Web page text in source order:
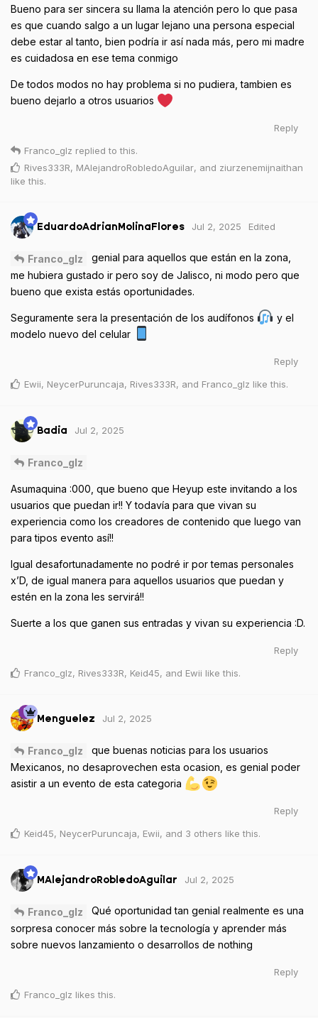
Bueno para ser sincera su llama la atención pero lo que pasa
es que cuando salgo a un lugar lejano una persona especial
debe estar al tanto, bien podría ir así nada más, pero mi madre
es cuidadosa en ese tema conmigo
De todos modos no hay problema si no pudiera, tambien es
bueno dejarlo a otros usuarios
Reply
Franco_glz replied to this.
Rives333R, MAlejandroRobledoAguilar, and ziurzenemijnaithan
like this.
EduardoAdrianMolinaFlores Jul 2, 2025 Edited
Franco_glz
genial para aquellos que están en la zona,
me hubiera gustado ir pero soy de Jalisco, ni modo pero que
bueno que exista estás oportunidades.
Seguramente sera la presentación de los audífonos
y el
modelo nuevo del celular
Reply
Ewii, NeycerPuruncaja, Rives333R, and Franco_glz like this.
Badia Jul 2, 2025
Franco_glz
Asumaquina :000, que bueno que Heyup este invitando a los
usuarios que puedan ir!! Y todavía para que vivan su
experiencia como los creadores de contenido que luego van
para tipos evento así!!
Igual desafortunadamente no podré ir por temas personales
x’D, de igual manera para aquellos usuarios que puedan y
estén en la zona les servirá!!
Suerte a los que ganen sus entradas y vivan su experiencia :D.
Reply
Franco_glz, Rives333R, Keid45, and Ewii like this.
Menguelez Jul 2, 2025
Franco_glz
que buenas noticias para los usuarios
Mexicanos, no desaprovechen esta ocasion, es genial poder
asistir a un evento de esta categoria
Reply
Keid45, NeycerPuruncaja, Ewii, and 3 others like this.
MAlejandroRobledoAguilar Jul 2, 2025
Franco_glz
Qué oportunidad tan genial realmente es una
sorpresa conocer más sobre la tecnología y aprender más
sobre nuevos lanzamiento o desarrollos de nothing
Reply
Franco_glz likes this.